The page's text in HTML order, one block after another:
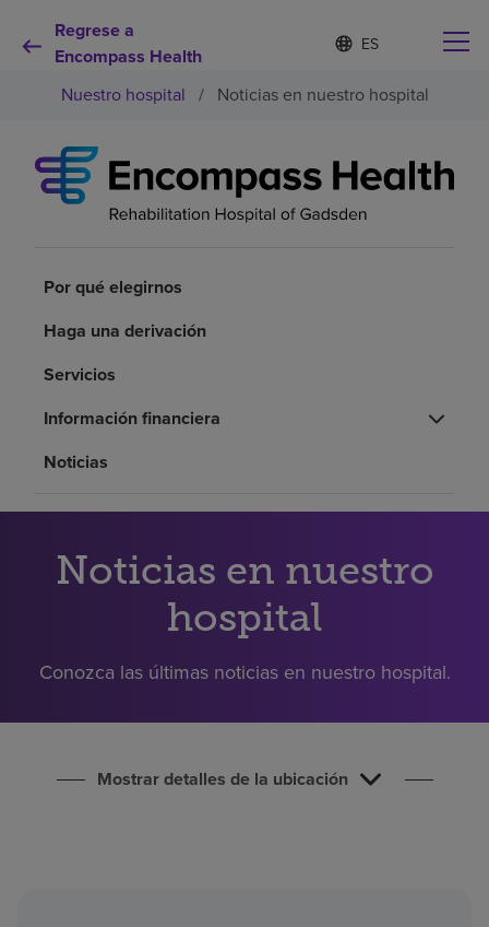
Regrese a
Encompass Health
Lista
de
idiomas
contraída
d
o
s
e
e
Por qué debe elegirnos
Recursos de salud
Inversores
Pagar mi factura
Nuestro hospital / Noticias en nuestro hospital
Por qué elegirnos
Haga una derivación
Servicios
Información financiera
Noticias
Noticias en nuestro
hospital
Conozca las últimas noticias en nuestro hospital.
Mostrar detalles de la ubicación